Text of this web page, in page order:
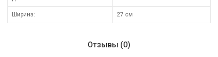
Ширина: 27 см
Отзывы (0)